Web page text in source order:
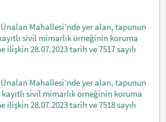
Mahallesi’nde yer alan, tapunun
sivil mimarlık örneğinin koruma
ilişkin 28.07.2023 tarih ve 7517 sayılı
Mahallesi’nde yer alan, tapunun
sivil mimarlık örneğinin koruma
ilişkin 28.07.2023 tarih ve 7518 sayılı